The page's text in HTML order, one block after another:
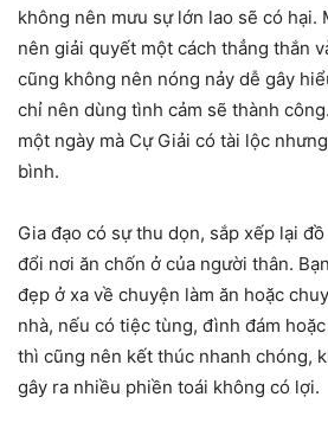
không nên mưu sự lớn lao sẽ có hại.
nên giải quyết một cách thẳng thắn
cũng không nên nóng nảy dễ gây
chỉ nên dùng tình cảm sẽ thành
một ngày mà Cự Giải có tài lộc
bình.
Gia đạo có sự thu dọn, sắp xếp lại
đổi nơi ăn chốn ở của người thân.
đẹp ở xa về chuyện làm ăn hoặc
nhà, nếu có tiệc tùng, đình đám
thì cũng nên kết thúc nhanh chóng,
gây ra nhiều phiền toái không có lợi.